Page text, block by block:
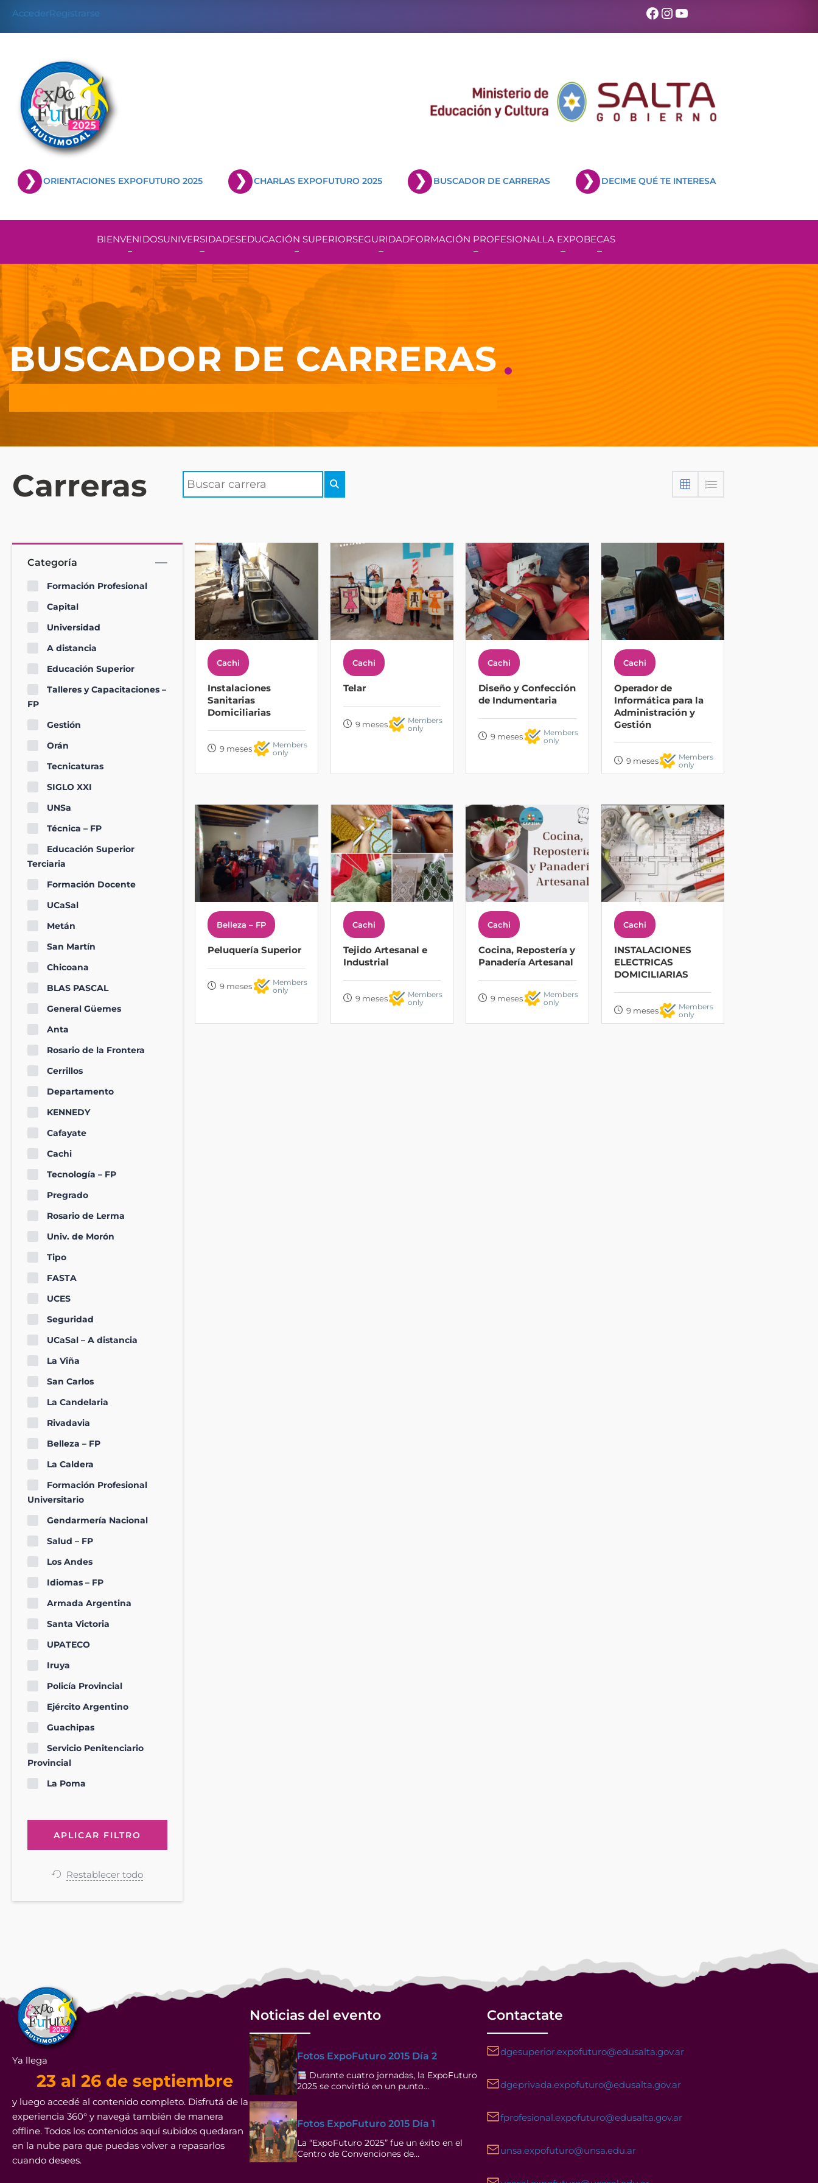
content
AccederRegistrarse Facebook
Instagram
YouTube
ORIENTACIONES EXPOFUTURO 2025 CHARLAS EXPOFUTURO 2025 BUSCADOR DE CARRERAS DECIME QUÉ TE INTERESA
BIENVENIDOSUNIVERSIDADESEDUCACIÓN SUPERIORSEGURIDADFORMACIÓN PROFESIONALLA EXPOBECAS
BUSCADOR DE CARRERAS
Carreras
Categoría
Formación Profesional
Capital
Universidad
A distancia
Educación Superior
Talleres y Capacitaciones –
FP
Gestión
Orán
Tecnicaturas
SIGLO XXI
UNSa
Técnica – FP
Educación Superior
Terciaria
Formación Docente
UCaSal
Metán
San Martín
Chicoana
BLAS PASCAL
General Güemes
Anta
Rosario de la Frontera
Cerrillos
Departamento
KENNEDY
Cafayate
Cachi
Tecnología – FP
Pregrado
Rosario de Lerma
Univ. de Morón
Tipo
FASTA
UCES
Seguridad
UCaSal – A distancia
La Viña
San Carlos
La Candelaria
Rivadavia
Belleza – FP
La Caldera
Formación Profesional
Universitario
Gendarmería Nacional
Salud – FP
Los Andes
Idiomas – FP
Armada Argentina
Santa Victoria
UPATECO
Iruya
Policía Provincial
Ejército Argentino
Guachipas
Servicio Penitenciario
Provincial
La Poma
Restablecer todo
Cachi
Instalaciones
Sanitarias
Domiciliarias
9 meses
Members
only
Cachi
Telar
9 meses
Members
only
Cachi
Diseño y Confección
de Indumentaria
9 meses
Members
only
Cachi
Operador de
Informática para la
Administración y
Gestión
9 meses
Members
only
Belleza – FP
Peluquería Superior
9 meses
Members
only
Cachi
Tejido Artesanal e
Industrial
9 meses
Members
only
Cachi
Cocina, Repostería y
Panadería Artesanal
9 meses
Members
only
Cachi
INSTALACIONES
ELECTRICAS
DOMICILIARIAS
9 meses
Members
only
Ya llega
23 al 26 de septiembre
y luego accedé al contenido completo. Disfrutá de la
experiencia 360° y navegá también de manera
offline. Todos los contenidos aquí subidos quedaran
en la nube para que puedas volver a repasarlos
cuando desees.
Noticias del evento
Fotos ExpoFuturo 2015 Día 2
Durante cuatro jornadas, la ExpoFuturo
2025 se convirtió en un punto…
Fotos ExpoFuturo 2015 Día 1
La “ExpoFuturo 2025” fue un éxito en el
Centro de Convenciones de…
Contactate
dgesuperior.expofuturo@edusalta.gov.ar
dgeprivada.expofuturo@edusalta.gov.ar
fprofesional.expofuturo@edusalta.gov.ar
unsa.expofuturo@unsa.edu.ar